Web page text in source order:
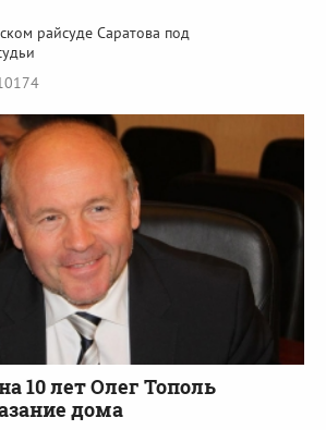
райсуде Саратова под
10 лет Олег Тополь
дома